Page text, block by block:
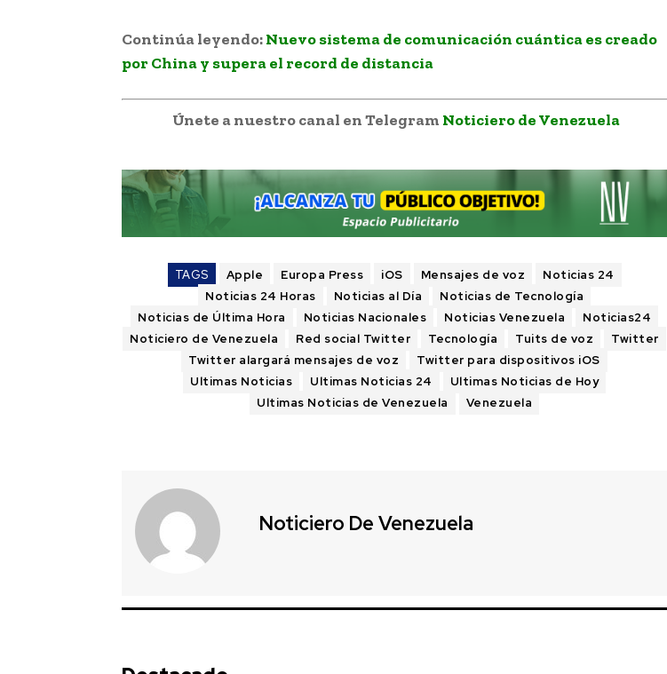
Continúa leyendo:Nuevo sistema de comunicación cuántica es creado
por China y supera el record de distancia
Únete a nuestro canal en Telegram Noticiero de Venezuela
TAGS Apple Europa Press iOS Mensajes de voz
Noticias 24
Noticias 24 Horas
Noticias al Día
Noticias de Tecnología
Noticias de Última Hora
Noticias Nacionales Noticias Venezuela
Noticias24
Noticiero de Venezuela
Red social Twitter Tecnología Tuits de voz
Twitter
Twitter alargará mensajes de voz
Twitter para dispositivos iOS
Ultimas Noticias
Ultimas Noticias 24
Ultimas Noticias de Hoy
Ultimas Noticias de Venezuela
Venezuela
Noticiero De Venezuela